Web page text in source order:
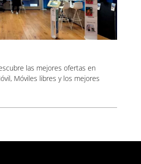
las mejores ofertas en
Móviles libres y los mejores